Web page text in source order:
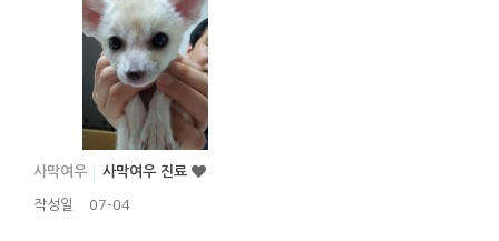
사막여우 사막여우 진료
작성일 07-04